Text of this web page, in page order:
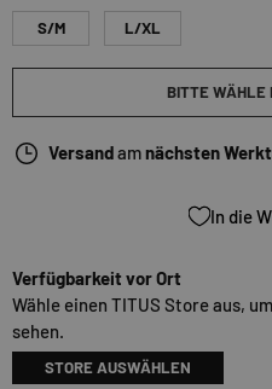
S/M L/XL
BITTE WÄHLE
Versandamnächsten
In die
Verfügbarkeit vor Ort
Wähle einen TITUS Store aus,
sehen.
STORE AUSWÄHLEN